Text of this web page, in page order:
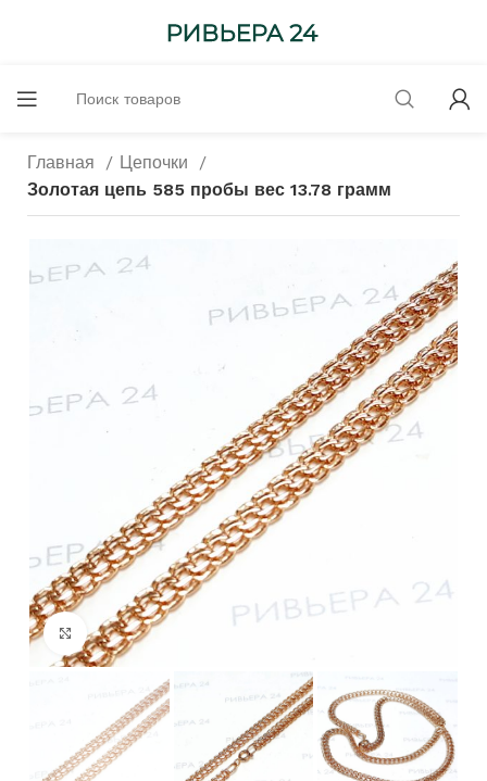
Главная
Цепочки
Золотая цепь 585 пробы вес 13.78 грамм
Нажмите, чтобы увеличить